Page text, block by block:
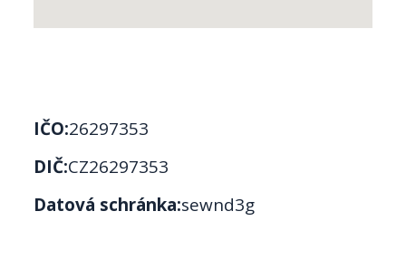
IČO:26297353
DIČ:CZ26297353
Datová schránka:sewnd3g